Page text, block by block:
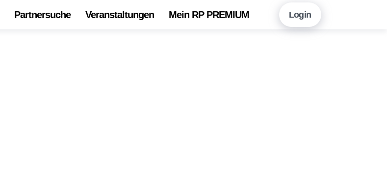
Partnersuche Veranstaltungen Mein RP PREMIUM Login